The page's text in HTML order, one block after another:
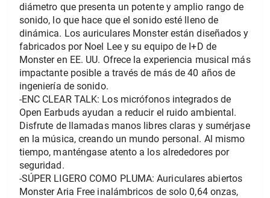
diámetro que presenta un potente y amplio rango de
sonido, lo que hace que el sonido esté lleno de
dinámica. Los auriculares Monster están diseñados y
fabricados por Noel Lee y su equipo de I+D de
Monster en EE. UU. Ofrece la experiencia musical más
impactante posible a través de más de 40 años de
ingeniería de sonido.
-ENC CLEAR TALK: Los micrófonos integrados de
Open Earbuds ayudan a reducir el ruido ambiental.
Disfrute de llamadas manos libres claras y sumérjase
en la música, creando un mundo personal. Al mismo
tiempo, manténgase atento a los alrededores por
seguridad.
-SÚPER LIGERO COMO PLUMA: Auriculares abiertos
Monster Aria Free inalámbricos de solo 0,64 onzas,